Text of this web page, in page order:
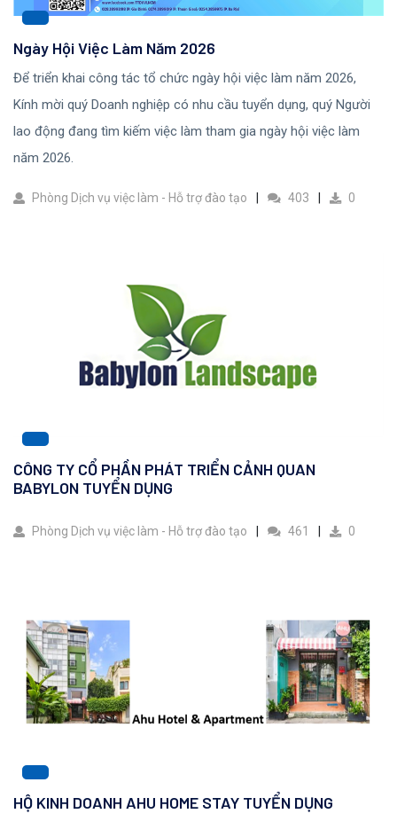
Ngày Hội Việc Làm Năm 2026
Để triển khai công tác tổ chức ngày hội việc làm năm 2026,
Kính mời quý Doanh nghiệp có nhu cầu tuyển dụng, quý Người
lao động đang tìm kiếm việc làm tham gia ngày hội việc làm
năm 2026.
Phòng Dịch vụ việc làm - Hỗ trợ đào tạo 403 0
CÔNG TY CỔ PHẦN PHÁT TRIỂN CẢNH QUAN
BABYLON TUYỂN DỤNG
Phòng Dịch vụ việc làm - Hỗ trợ đào tạo 461 0
HỘ KINH DOANH AHU HOME STAY TUYỂN DỤNG